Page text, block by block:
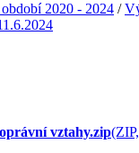
2020 - 2024 /
vztahy.zip